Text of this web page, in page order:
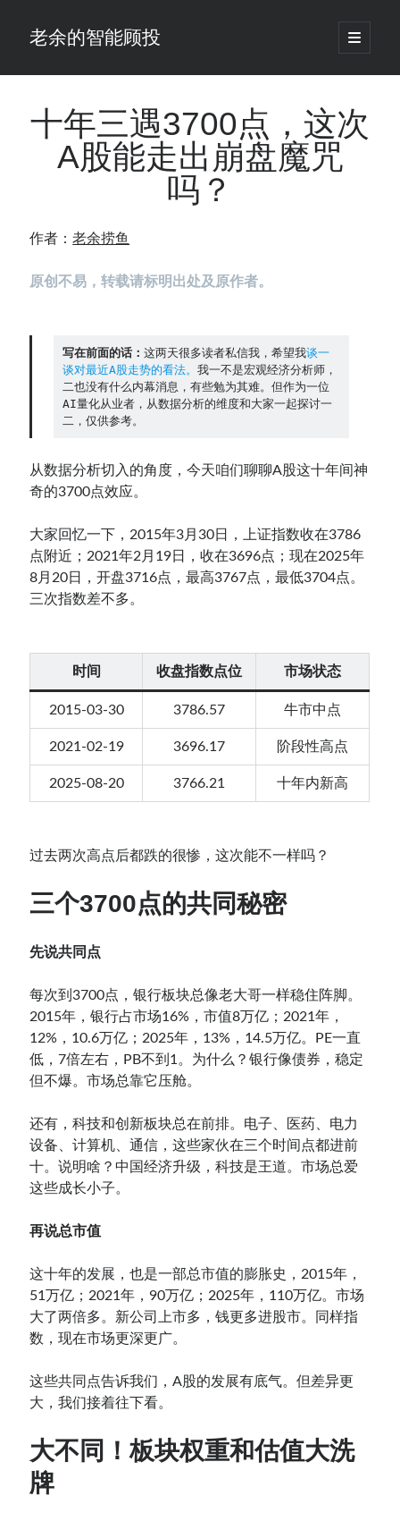
老余的智能顾投
open
primary
Sidebar
最新发表 ：
你的回测曲线越漂亮，我越替你担心：因为历史顺序，正在“倒着”给你
大多数突破交易倒在“收缩阶段”，而这个EA等的是“扩张确认”（附完整源
为什么说每年6月底是罗素2000最干净的套利窗口？
普通人的5个常见投资错误，可能让你多干12年才能退休
怎么把TradingView上的裸指标拆成可回测的交易规则：成交量差值背离
十年三遇3700点，这次
A股能走出崩盘魔咒
吗？
作者：老余捞鱼
原创不易，转载请标明出处及原作者。
写在前面的话： 这两天很多读者私信我，希望我谈一
谈对最近A股走势的看法。 我一不是宏观经济分析师，
二也没有什么内幕消息，有些勉为其难。但作为一位
AI量化从业者，从数据分析的维度和大家一起探讨一
二，仅供参考。
从数据分析切入的角度，今天咱们聊聊A股这十年间神
奇的3700点效应。
大家回忆一下，2015年3月30日，上证指数收在3786
点附近；2021年2月19日，收在3696点；现在2025年
8月20日，开盘3716点，最高3767点，最低3704点。
三次指数差不多。
时间 收盘指数点位 市场状态
2015-03-30 3786.57 牛市中点
2021-02-19 3696.17 阶段性高点
2025-08-20 3766.21 十年内新高
过去两次高点后都跌的很惨，这次能不一样吗？
三个3700点的共同秘密
先说共同点
每次到3700点，银行板块总像老大哥一样稳住阵脚。
2015年，银行占市场16%，市值8万亿；2021年，
12%，10.6万亿；2025年，13%，14.5万亿。PE一直
低，7倍左右，PB不到1。为什么？银行像债券，稳定
但不爆。市场总靠它压舱。
还有，科技和创新板块总在前排。电子、医药、电力
设备、计算机、通信，这些家伙在三个时间点都进前
十。说明啥？中国经济升级，科技是王道。市场总爱
这些成长小子。
再说总市值
这十年的发展，也是一部总市值的膨胀史，2015年，
51万亿；2021年，90万亿；2025年，110万亿。市场
大了两倍多。新公司上市多，钱更多进股市。同样指
数，现在市场更深更广。
这些共同点告诉我们，A股的发展有底气。但差异更
大，我们接着往下看。
大不同！板块权重和估值大洗
牌